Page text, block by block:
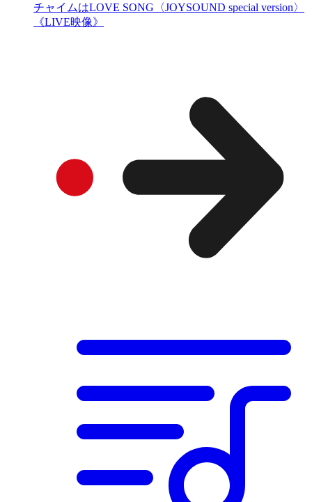
チャイムはLOVE SONG〈JOYSOUND special version〉
《LIVE映像》